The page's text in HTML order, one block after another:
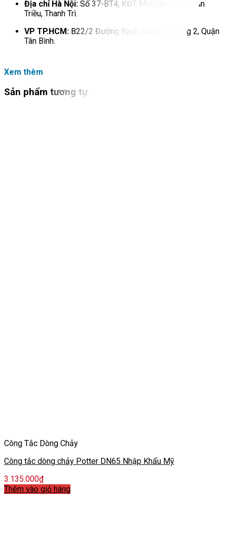
Địa chỉ Hà Nội: Số 37-BT4, KĐT Mới Cầu Bươu, Tân
Triều, Thanh Trì.
VP TP.HCM: B22/2 Đường Bạch Đằng, Phường 2, Quận
Tân Bình.
Xem thêm
Sản phẩm tương tự
Công Tắc Dòng Chảy
Công tắc dòng chảy Potter DN65 Nhập Khẩu Mỹ
3.135.000₫
Thêm vào giỏ hàng